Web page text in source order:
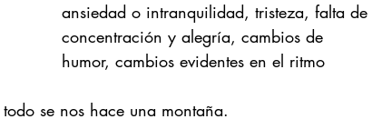
ansiedad o intranquilidad, tristeza, falta de
concentración y alegría, cambios de
humor, cambios evidentes en el ritmo
se nos hace una montaña.